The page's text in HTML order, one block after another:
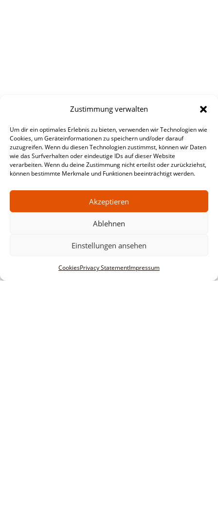
Zustimmung verwalten
Um dir ein optimales Erlebnis zu bieten, verwenden wir Technologien wie
Cookies, um Geräteinformationen zu speichern und/oder darauf
zuzugreifen. Wenn du diesen Technologien zustimmst, können wir Daten
wie das Surfverhalten oder eindeutige IDs auf dieser Website
verarbeiten. Wenn du deine Zustimmung nicht erteilst oder zurückziehst,
können bestimmte Merkmale und Funktionen beeinträchtigt werden.
Akzeptieren
Ablehnen
Einstellungen ansehen
CookiesPrivacy StatementImpressum